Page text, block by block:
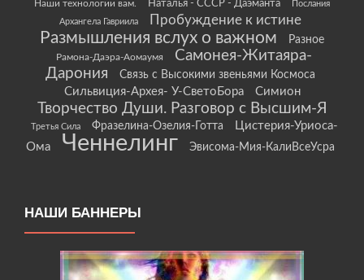
Наши технологии вам.
Наталья - СССР - Даэманта
Послания
Архангела Гавриила
Пробуждение к истине
Размышления вслух о важном Разное
Рамона-Даэра-Аомаумя
Самонея-Житаяра-
Дарония
Связь с Высокими звеньями Космоса
Сильвиция-Архея- У-СветоБора Симион
Творчество Души. Разговор с Высшим-Я
Третья Сила Фразелина-Озелия-Готта
Цистерия-Уриоса-
Ома
Ченнелинг Эвисома-Мия-КалиВсеУсра
НАШИ БАННЕРЫ